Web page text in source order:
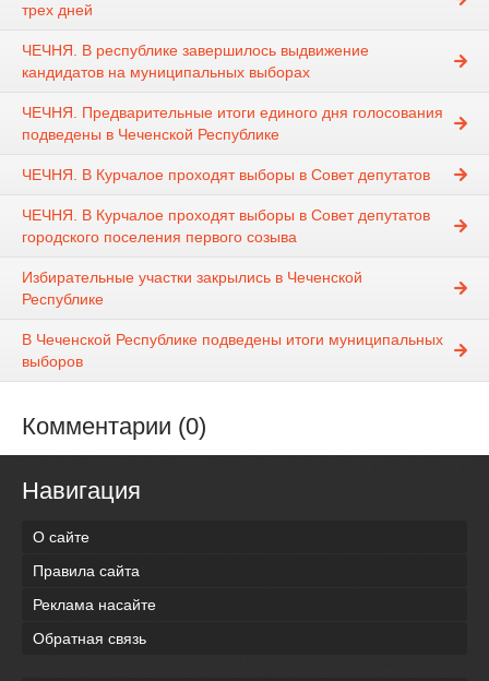
трех дней
ЧЕЧНЯ. В республике завершилось выдвижение
кандидатов на муниципальных выборах
ЧЕЧНЯ. Предварительные итоги единого дня голосования
подведены в Чеченской Республике
ЧЕЧНЯ. В Курчалое проходят выборы в Совет депутатов
ЧЕЧНЯ. В Курчалое проходят выборы в Совет депутатов
городского поселения первого созыва
Избирательные участки закрылись в Чеченской
Республике
В Чеченской Республике подведены итоги муниципальных
выборов
Комментарии (0)
Навигация
О сайте
Правила сайта
Реклама насайте
Обратная связь